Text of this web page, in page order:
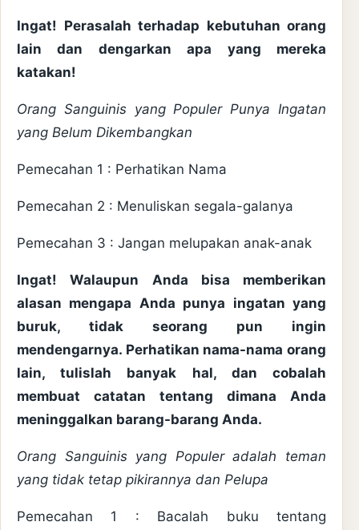
Ingat! Perasalah terhadap kebutuhan orang
lain dan dengarkan apa yang mereka
katakan!
Orang Sanguinis yang Populer Punya Ingatan
yang Belum Dikembangkan
Pemecahan 1 : Perhatikan Nama
Pemecahan 2 : Menuliskan segala-galanya
Pemecahan 3 : Jangan melupakan anak-anak
Ingat! Walaupun Anda bisa memberikan
alasan mengapa Anda punya ingatan yang
buruk, tidak seorang pun ingin
mendengarnya. Perhatikan nama-nama orang
lain, tulislah banyak hal, dan cobalah
membuat catatan tentang dimana Anda
meninggalkan barang-barang Anda.
Orang Sanguinis yang Populer adalah teman
yang tidak tetap pikirannya dan Pelupa
Pemecahan 1 : Bacalah buku tentang